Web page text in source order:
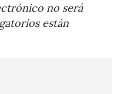
no será
están